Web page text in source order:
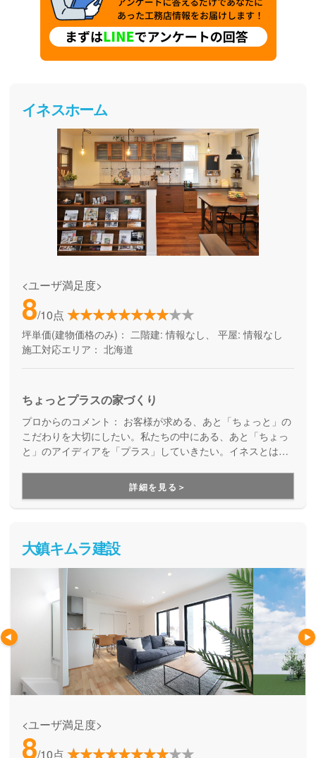
イネスホーム
<ユーザ満足度>
8/10点
坪単価(建物価格のみ)： 二階建: 情報なし、 平屋: 情報なし
施工対応エリア： 北海道
ちょっとプラスの家づくり
プロからのコメント： お客様が求める、あと「ちょっと」の
こだわりを大切にしたい。私たちの中にある、あと「ちょっ
と」のアイディアを「プラス」していきたい。イネスとは、
詳細を見る＞
大鎮キムラ建設
<ユーザ満足度>
8/10点